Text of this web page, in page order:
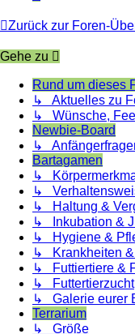
Zurück zur Foren-
Gehe zu
Rund um dieses
↳ Aktuelles zu
↳ Wünsche,
Newbie-Board
↳
Bartagamen
↳
↳
↳ Haltung &
↳ Inkubation &
↳ Hygiene &
↳ Krankheiten &
↳ Futtiertiere &
↳ Futtertierzucht
↳ Galerie eurer
Terrarium
↳ Größe